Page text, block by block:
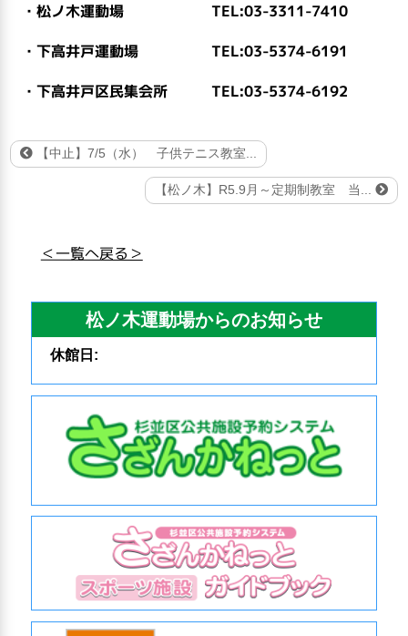
・松ノ木運動場 TEL:03-3311-7410
・下高井戸運動場 TEL:03-5374-6191
・下高井戸区民集会所 TEL:03-5374-6192
【中止】7/5（水） 子供テニス教室...
【松ノ木】R5.9月～定期制教室 当...
＜一覧へ戻る＞
松ノ木運動場からのお知らせ
休館日: